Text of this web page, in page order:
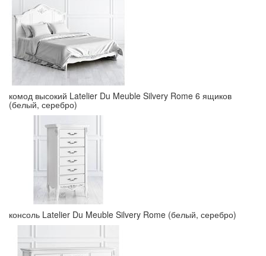
комод высокий Latelier Du Meuble Silvery Rome 6 ящиков
(белый, серебро)
консоль Latelier Du Meuble Silvery Rome (белый, серебро)